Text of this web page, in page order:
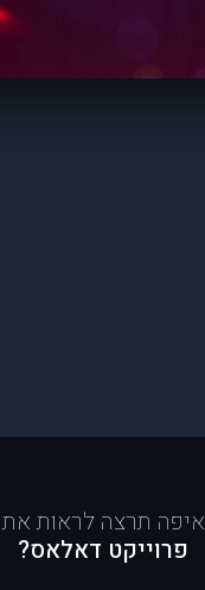
איפה תרצה לראות את
פרוייקט דאלאס?